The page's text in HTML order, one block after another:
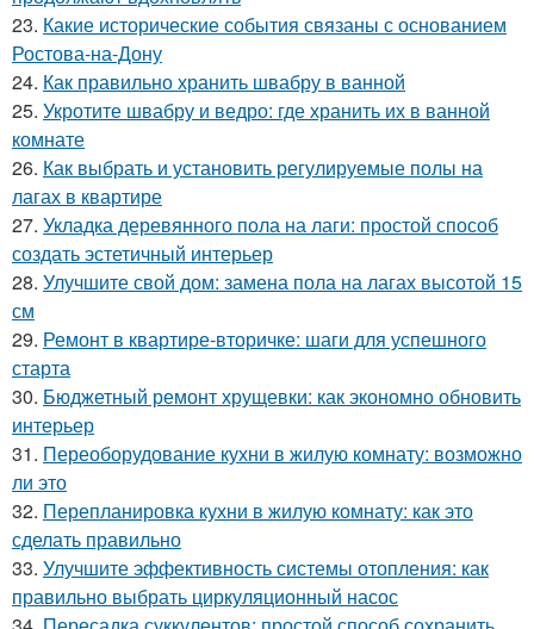
23. Какие исторические события связаны с основанием
Ростова-на-Дону
24. Как правильно хранить швабру в ванной
25. Укротите швабру и ведро: где хранить их в ванной
комнате
26. Как выбрать и установить регулируемые полы на
лагах в квартире
27. Укладка деревянного пола на лаги: простой способ
создать эстетичный интерьер
28. Улучшите свой дом: замена пола на лагах высотой 15
см
29. Ремонт в квартире-вторичке: шаги для успешного
старта
30. Бюджетный ремонт хрущевки: как экономно обновить
интерьер
31. Переоборудование кухни в жилую комнату: возможно
ли это
32. Перепланировка кухни в жилую комнату: как это
сделать правильно
33. Улучшите эффективность системы отопления: как
правильно выбрать циркуляционный насос